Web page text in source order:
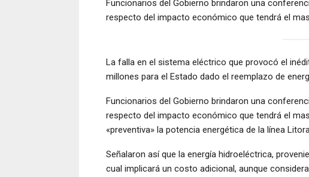
Funcionarios del Gobierno brindaron una
respecto del impacto económico que tendrá el
La falla en el sistema eléctrico que provocó el
millones para el Estado dado el reemplazo de
Funcionarios del Gobierno brindaron una
respecto del impacto económico que tendrá el
«preventiva» la potencia energética de la línea
Señalaron así que la energía hidroeléctrica,
cual implicará un costo adicional, aunque